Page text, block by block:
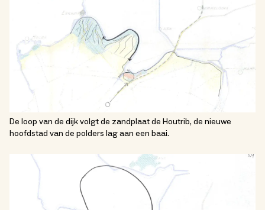
De loop van de dijk volgt de zandplaat de Houtrib, de nieuwe
hoofdstad van de polders lag aan een baai.